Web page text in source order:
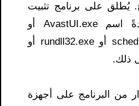
يُطلق على برنامج تثبيت
Internet Security عادةً اسم AvastUI.exe أو
setup_ais.exe أو sched.exe أو rundll32.exe أو
من البرنامج على أجهزة